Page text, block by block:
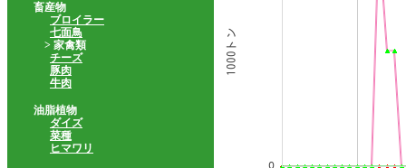
畜産物
ブロイラー
七面鳥
> 家禽類
チーズ
豚肉
牛肉
油脂植物
ダイズ
菜種
ヒマワリ